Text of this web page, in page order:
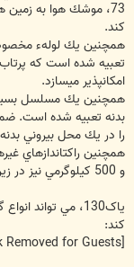
كند.
همچنين يك لولهء
امكان‏پذير مي‏‎سازد.
را در يك محل بيروني
و 500 كيلوگرمي نيز در زير بدنه مي‏توانند نصب شوند.
ياک130، مي
کند:
[External Link Removed for Guests]